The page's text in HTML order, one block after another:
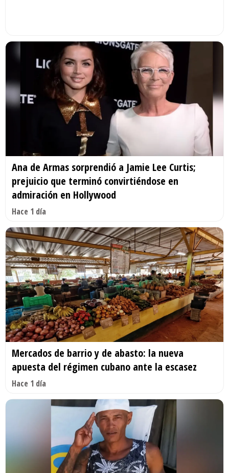
Ana de Armas sorprendió a Jamie Lee Curtis;
prejuicio que terminó convirtiéndose en
admiración en Hollywood
Hace 1 día
Mercados de barrio y de abasto: la nueva
apuesta del régimen cubano ante la escasez
Hace 1 día